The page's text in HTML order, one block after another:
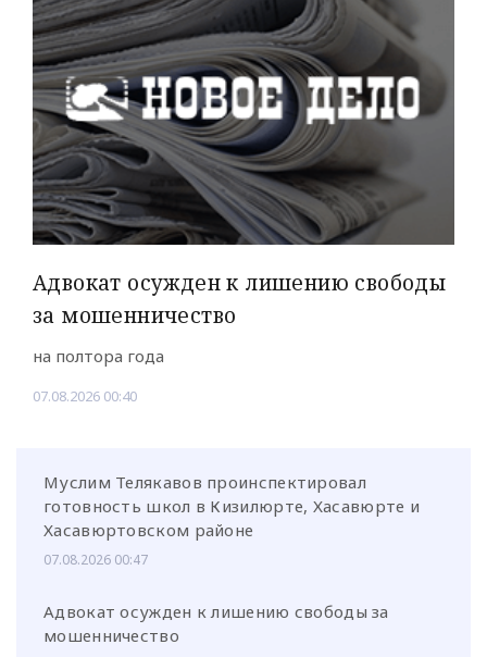
Адвокат осужден к лишению свободы
за мошенничество
на полтора года
07.08.2026 00:40
Муслим Телякавов проинспектировал
готовность школ в Кизилюрте, Хасавюрте и
Хасавюртовском районе
07.08.2026 00:47
Адвокат осужден к лишению свободы за
мошенничество